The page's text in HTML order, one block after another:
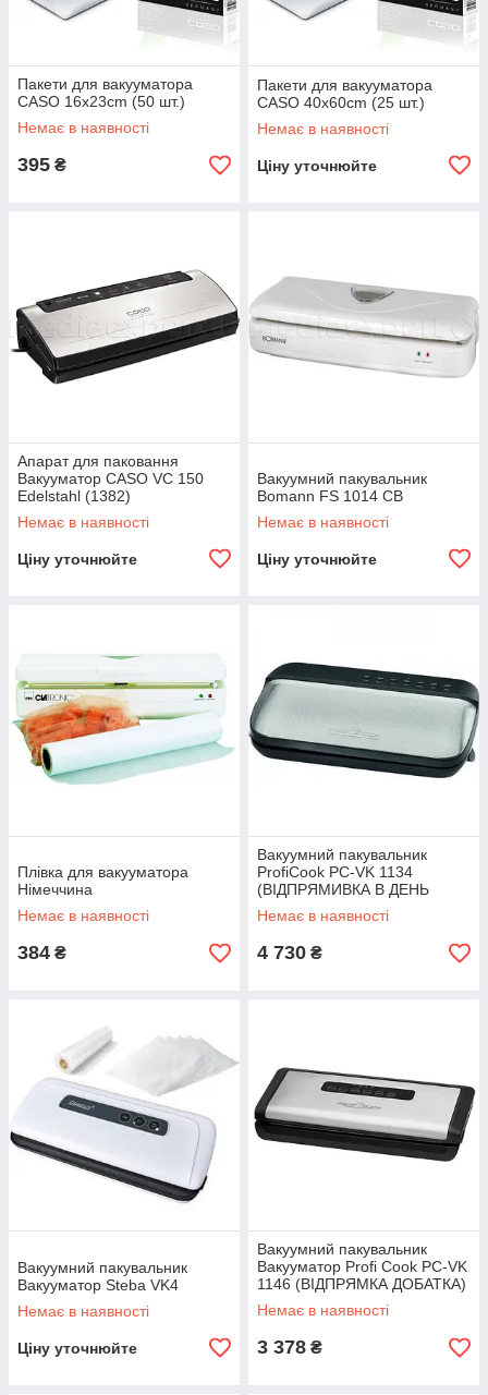
Пакети для вакууматора
CASO 16x23cm (50 шт.)
Немає в наявності
395 ₴
Пакети для вакууматора
CASO 40x60cm (25 шт.)
Немає в наявності
Ціну уточнюйте
Апарат для паковання
Вакууматор CASO VC 150
Edelstahl (1382)
Немає в наявності
Ціну уточнюйте
Вакуумний пакувальник
Bomann FS 1014 CB
Немає в наявності
Ціну уточнюйте
Плівка для вакууматора
Німеччина
Немає в наявності
384 ₴
Вакуумний пакувальник
ProfiCook PC-VK 1134
(ВІДПРЯМИВКА В ДЕНЬ
ЗАКАЗКА)
Немає в наявності
4 730 ₴
Вакуумний пакувальник
Вакууматор Steba VK4
Немає в наявності
Ціну уточнюйте
Вакуумний пакувальник
Вакууматор Profi Cook PC-VK
1146 (ВІДПРЯМКА ДОБАТКА)
Немає в наявності
3 378 ₴